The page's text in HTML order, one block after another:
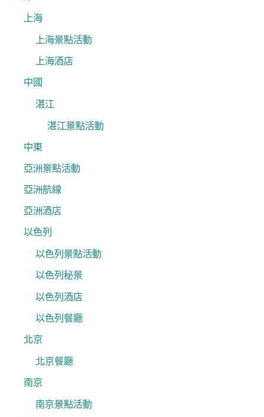
上海
上海景點活動
上海酒店
中國
湛江
湛江景點活動
中東
亞洲景點活動
亞洲航線
亞洲酒店
以色列
以色列景點活動
以色列秘景
以色列酒店
以色列餐廳
北京
北京餐廳
南京
南京景點活動